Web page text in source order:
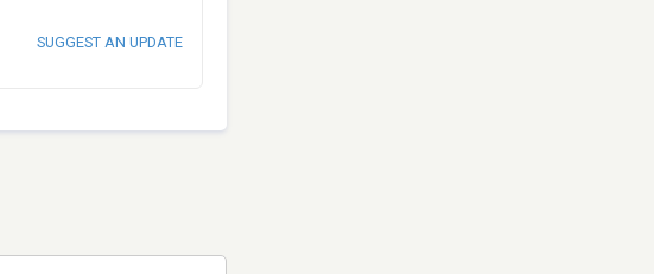
SUGGEST AN UPDATE